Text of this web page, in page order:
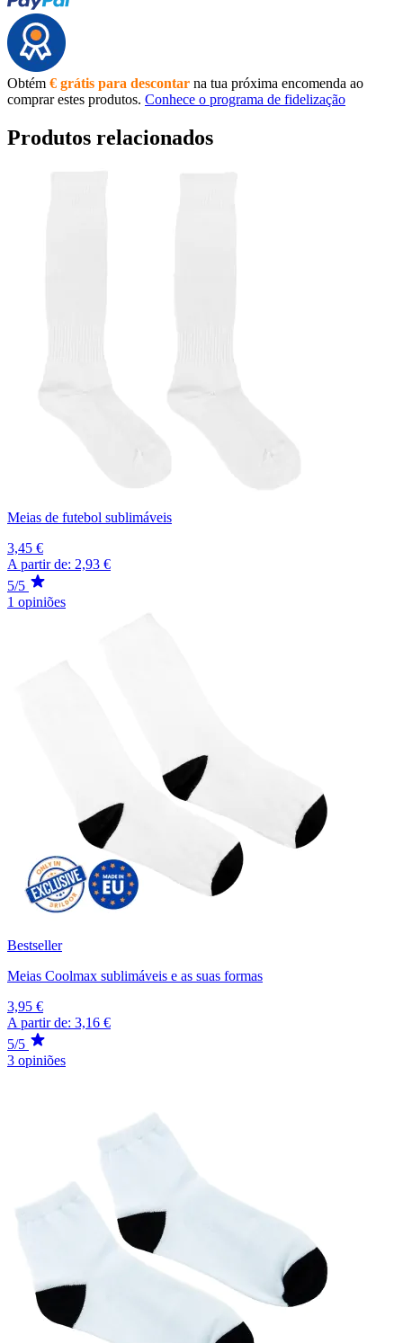
Obtém € grátis para descontar na tua próxima encomenda ao
comprar estes produtos. Conhece o programa de fidelização
Produtos relacionados
Meias de futebol sublimáveis
3,45 €
A partir de: 2,93 €
5/5
1 opiniões
Bestseller
Meias Coolmax sublimáveis e as suas formas
3,95 €
A partir de: 3,16 €
5/5
3 opiniões